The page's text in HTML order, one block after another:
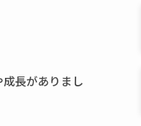
長がありまし